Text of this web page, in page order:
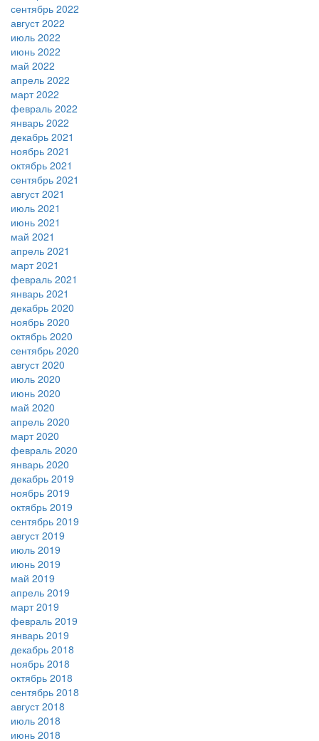
сентябрь 2022
август 2022
июль 2022
июнь 2022
май 2022
апрель 2022
март 2022
февраль 2022
январь 2022
декабрь 2021
ноябрь 2021
октябрь 2021
сентябрь 2021
август 2021
июль 2021
июнь 2021
май 2021
апрель 2021
март 2021
февраль 2021
январь 2021
декабрь 2020
ноябрь 2020
октябрь 2020
сентябрь 2020
август 2020
июль 2020
июнь 2020
май 2020
апрель 2020
март 2020
февраль 2020
январь 2020
декабрь 2019
ноябрь 2019
октябрь 2019
сентябрь 2019
август 2019
июль 2019
июнь 2019
май 2019
апрель 2019
март 2019
февраль 2019
январь 2019
декабрь 2018
ноябрь 2018
октябрь 2018
сентябрь 2018
август 2018
июль 2018
июнь 2018